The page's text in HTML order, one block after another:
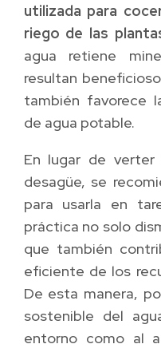
utilizada para
riego de las
agua retiene
resultan
también favorece
de agua potable.
En lugar de
desagüe, se
para usarla en
práctica no solo
que también
eficiente de los
De esta manera,
sostenible del
entorno como al